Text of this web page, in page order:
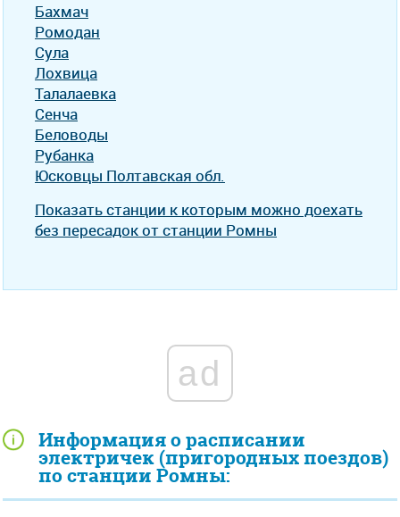
Информация о расписании
электричек (пригородных поездов)
по станции Ромны:
Бахмач
Ромодан
Сула
Лохвица
Талалаевка
Сенча
Беловоды
Рубанка
Юсковцы Полтавская обл.
Показать станции к которым можно доехать
без пересадок от станции Ромны
ad